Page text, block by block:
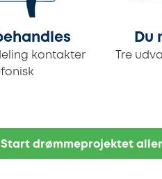
kontakter
Du
Tre
Start drømmeprojektet